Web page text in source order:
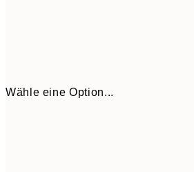
Wähle eine Option...